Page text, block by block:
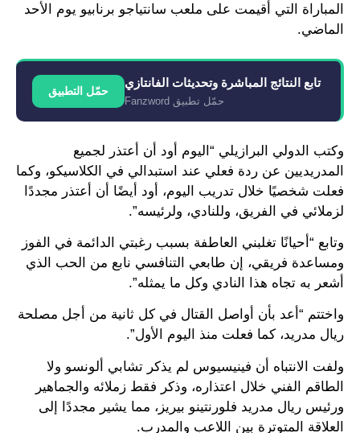
المباراة التي أقيمت على ملعب سانتياجو برنابيو يوم الأحد
الماضي.
تابع النتائج المباشرة وتحديثات الفانتازي
حمّل تطبيق Fanzword
حمّل التطبيق
وكتب الدولي البرازيلي “اليوم أود أن أعتذر لجميع
المدريديين عن ردة فعلي عند استبدالي في الكلاسيكو، وكما
فعلت شخصيًا خلال تدريب اليوم، أود أيضًا أن أعتذر مجددًا
لزملائي في الفريق، وللنادي، ولرئيسه”.
وتابع “أحيانًا تغلبني العاطفة بسبب رغبتي الدائمة في الفوز
ومساعدة فريقي، إن طابعي التنافسي نابع من الحب الذي
أشعر به تجاه هذا النادي وكل ما يمثله”.
واختتم “أعد بأن أواصل القتال في كل ثانية من أجل مصلحة
ريال مدريد، كما فعلت منذ اليوم الأول”.
ولفت الانتباه أن فينيسيوس لم يذكر تشابي ألونسو ولا
الطاقم الفني خلال اعتذاره، وذكر فقط زملائه والجماهير
ورئيس ريال مدريد فلورنتينو بيريز، مما يشير مجددًا إلى
العلاقة المتوترة بين اللاعب والمدرب.